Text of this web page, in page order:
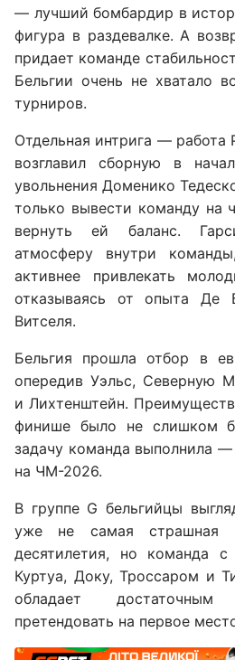
— лучший бомбардир в
фигура в раздевалке. А
придает команде
Бельгии очень не хватало
турниров.
Отдельная интрига — работа
возглавил сборную в
увольнения Доменико
только вывести команду на
вернуть ей баланс.
атмосферу внутри
активнее привлекать
отказываясь от опыта Де
Витселя.
Бельгия прошла отбор в
опередив Уэльс, Северную
и Лихтенштейн.
финише было не слишком
задачу команда выполнила
на ЧМ-2026.
В группе G бельгийцы
уже не самая страшная
десятилетия, но команда
Куртуа, Доку, Троссаром и
обладает
претендовать на первое